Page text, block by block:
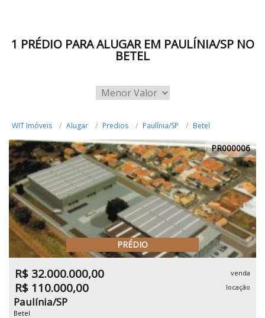
1 PRÉDIO PARA ALUGAR EM PAULÍNIA/SP NO
BETEL
WIT Imóveis Alugar Predios Paulínia/SP Betel
PR000006
PRÉDIO
R$ 32.000.000,00 venda
R$ 110.000,00 locação
Paulínia/SP
Betel